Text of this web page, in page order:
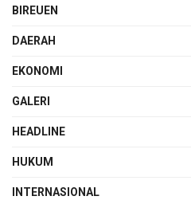
BIREUEN
DAERAH
EKONOMI
GALERI
HEADLINE
HUKUM
INTERNASIONAL